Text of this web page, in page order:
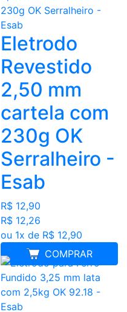
Eletrodo
Revestido
2,50 mm
cartela com
230g OK
Serralheiro -
Esab
R$ 12,90
R$ 12,26
ou 1x de R$ 12,90
COMPRAR